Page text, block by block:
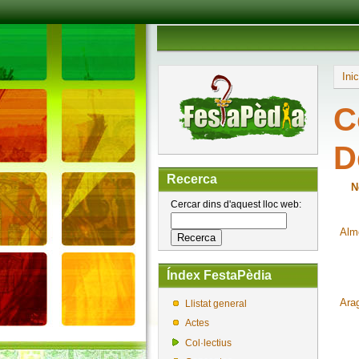
Recerca
Cercar dins d'aquest lloc web:
Índex FestaPèdia
Llistat general
Actes
Col·lectius